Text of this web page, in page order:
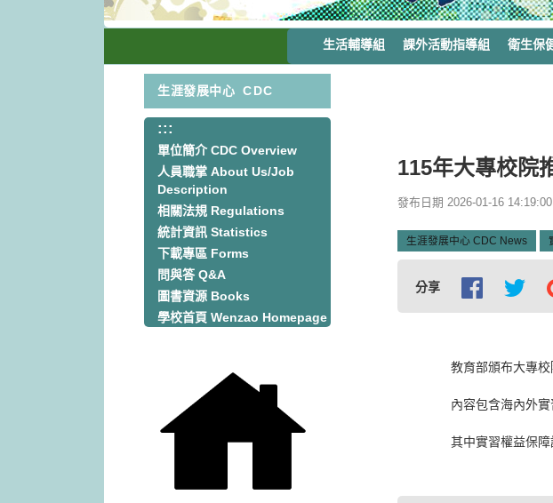
生活輔導組 課外活動指導組 衛生保
生涯發展中心 CDC
:::
單位簡介 CDC Overview
人員職掌 About Us/Job
Description
相關法規 Regulations
統計資訊 Statistics
下載專區 Forms
問與答 Q&A
圖書資源 Books
學校首頁 Wenzao Homepage
115年大專校院
發布日期 2026-01-16 14:19:00
生涯發展中心 CDC News
分享
教育部頒布大專
內容包含海內外
其中實習權益保